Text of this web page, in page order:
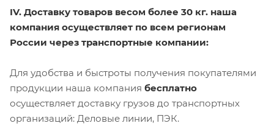
IV. Доставку товаров весом более 30 кг. наша
компания осуществляет по всем регионам
России через транспортные компании:
Для удобства и быстроты получения покупателями
продукции наша компания бесплатно
осуществляет доставку грузов до транспортных
организаций: Деловые линии, ПЭК.